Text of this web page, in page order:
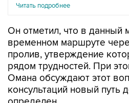
Читать подробнее
Он отметил, что в данный
временном маршруте
пролив, утверждение
рядом трудностей. При
Омана обсуждают этот
консультаций новый путь